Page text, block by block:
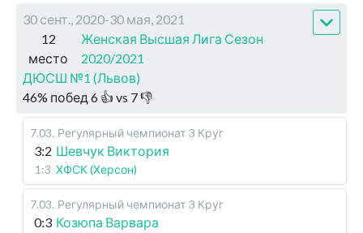
30 сент., 2020-30 мая, 2021
12
место
Женская Высшая Лига Сезон
2020/2021
ДЮСШ №1 (Львов)
46% побед 6 👍 vs 7👎
7.03. Регулярный чемпионат 3 Круг
3:2 Шевчук Виктория
1:3 ХФСК (Херсон)
7.03. Регулярный чемпионат 3 Круг
0:3 Козюпа Варвара